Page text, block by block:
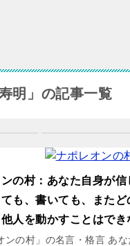
寿明」の記事一覧
の村：あなた自身が
ても、書いても、また
人を動かすことはでき
ンの村」の名言・格言 あ